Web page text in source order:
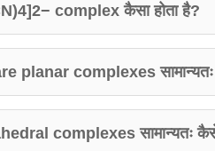
complex कैसा होता है?
planar complexes
complexes सामान्यतः